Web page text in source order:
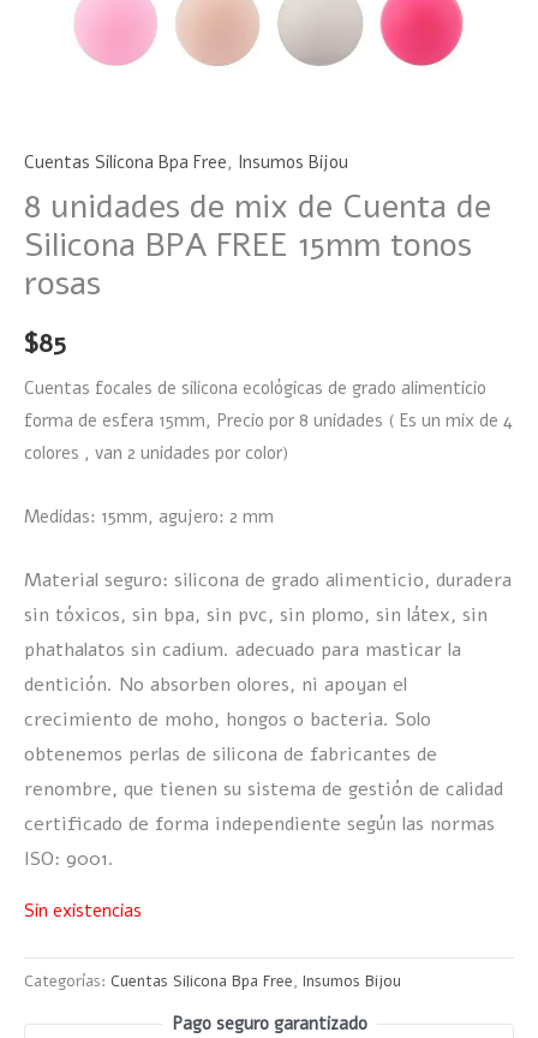
Cuentas Silicona Bpa Free, Insumos Bijou
8 unidades de mix de Cuenta de
Silicona BPA FREE 15mm tonos
rosas
$85
Cuentas focales de silicona ecológicas de grado alimenticio
forma de esfera 15mm, Precio por 8 unidades ( Es un mix de 4
colores , van 2 unidades por color)
Medidas: 15mm, agujero: 2 mm
Material seguro: silicona de grado alimenticio, duradera
sin tóxicos, sin bpa, sin pvc, sin plomo, sin látex, sin
phathalatos sin cadium. adecuado para masticar la
dentición. No absorben olores, ni apoyan el
crecimiento de moho, hongos o bacteria. Solo
obtenemos perlas de silicona de fabricantes de
renombre, que tienen su sistema de gestión de calidad
certificado de forma independiente según las normas
ISO: 9001.
Sin existencias
Categorías: Cuentas Silicona Bpa Free, Insumos Bijou
Pago seguro garantizado